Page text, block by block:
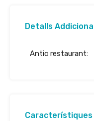
Detalls
Antic restaurant:
Característiques